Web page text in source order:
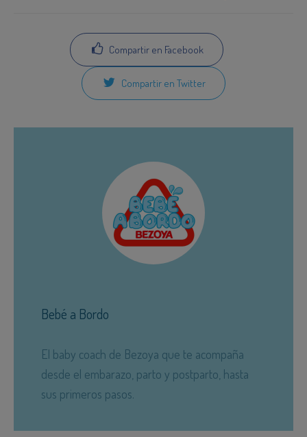
Compartir en Facebook
Compartir en Twitter
Bebé a Bordo
El baby coach de Bezoya que te acompaña
desde el embarazo, parto y postparto, hasta
sus primeros pasos.